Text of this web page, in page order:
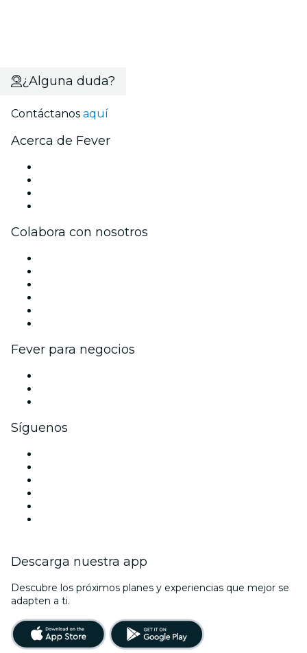
¿Alguna duda?
Contáctanos aquí
Acerca de Fever
Colabora con nosotros
Fever para negocios
Síguenos
Descarga nuestra app
Descubre los próximos planes y experiencias que mejor se
adapten a ti.